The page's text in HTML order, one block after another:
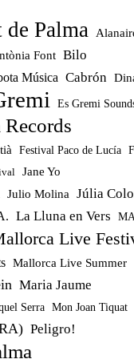
Palma
Font Bilo
Música Cabrón
Es Gremi
Records
Festival Paco de Lucía
Jane Yo
Julio Molina Júlia
La Lluna en Vers
Live
Mallorca Live Summer
Maria Jaume
Serra Mon Joan Tiquat
Peligro!